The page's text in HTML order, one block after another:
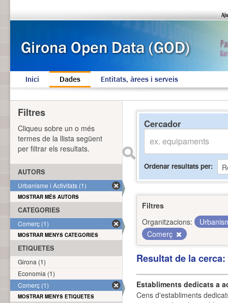
Inici Dades Entitats, àrees i serveis
Cercador
Ordenar resultats per
Filtres
Organitzacions:
Comerç
Resultat de la
Establiments dedicats a
Cens d'establiments
Filtres
Cliqueu sobre un o més
termes de la llista següent
per filtrar els resultats.
AUTORS
Urbanisme i Activitats (1)
MOSTRAR MÉS AUTORS
CATEGORIES
Comerç (1)
MOSTRAR MENYS CATEGORIES
ETIQUETES
Girona (1)
Economia (1)
Comerç (1)
MOSTRAR MENYS ETIQUETES